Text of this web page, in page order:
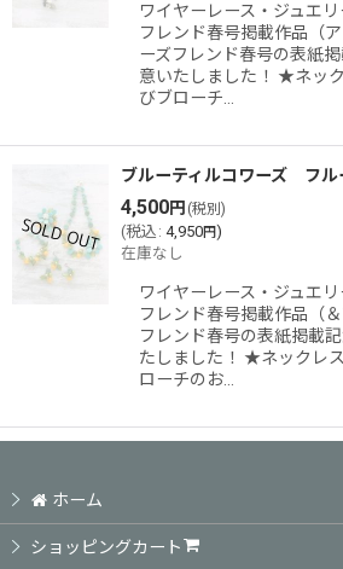
絞り込む
ワイヤーレース・ジュ
フレンド春号掲載作品（
ーズフレンド春号の表紙
意いたしました！ ★ネッ
びブローチ…
ブルーティルコワーズ フル
4,500円 (税別)
(税込 : 4,950円)
在庫なし
ワイヤーレース・ジュ
フレンド春号掲載作品（
フレンド春号の表紙掲載
たしました！ ★ネックレ
ローチのお…
ホーム
ショッピングカート